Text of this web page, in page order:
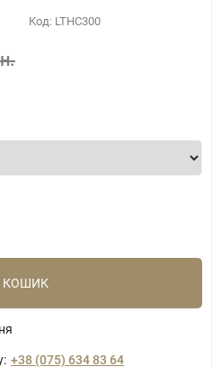
Код: LTHC300
КОШИК
+38 (075) 634 83 64